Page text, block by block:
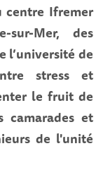
centre Ifremer
sur-Mer, des
l’université de
stress et
le fruit de
camarades et
de l'unité